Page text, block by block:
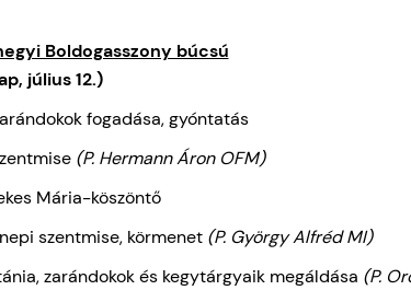
Boldogasszony búcsú
július 12.)
fogadása, gyóntatás
(P. Hermann Áron OFM)
Mária-köszöntő
szentmise, körmenet (P. György Alfréd MI)
zarándokok és kegytárgyaik megáldása (P.